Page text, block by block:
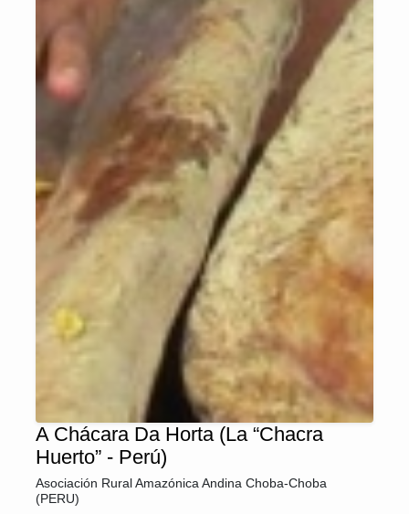
A Chácara Da Horta (La “Chacra
Huerto” - Perú)
Asociación Rural Amazónica Andina Choba-Choba
(PERU)